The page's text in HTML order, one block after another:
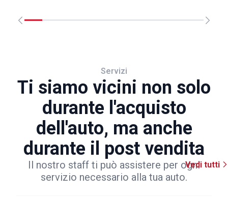
Servizi
Ti siamo vicini non solo
durante l'acquisto
dell'auto, ma anche
durante il post vendita
Il nostro staff ti può assistere per ogni
servizio necessario alla tua auto.
Vedi tutti